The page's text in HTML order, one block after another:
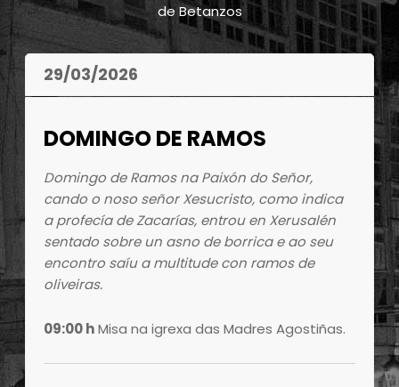
de Betanzos
29/03/2026
DOMINGO DE RAMOS
Domingo de Ramos na Paixón do Señor,
cando o noso señor Xesucristo, como indica
a profecía de Zacarías, entrou en Xerusalén
sentado sobre un asno de borrica e ao seu
encontro saíu a multitude con ramos de
oliveiras.
09:00 hMisa na igrexa das Madres Agostiñas.